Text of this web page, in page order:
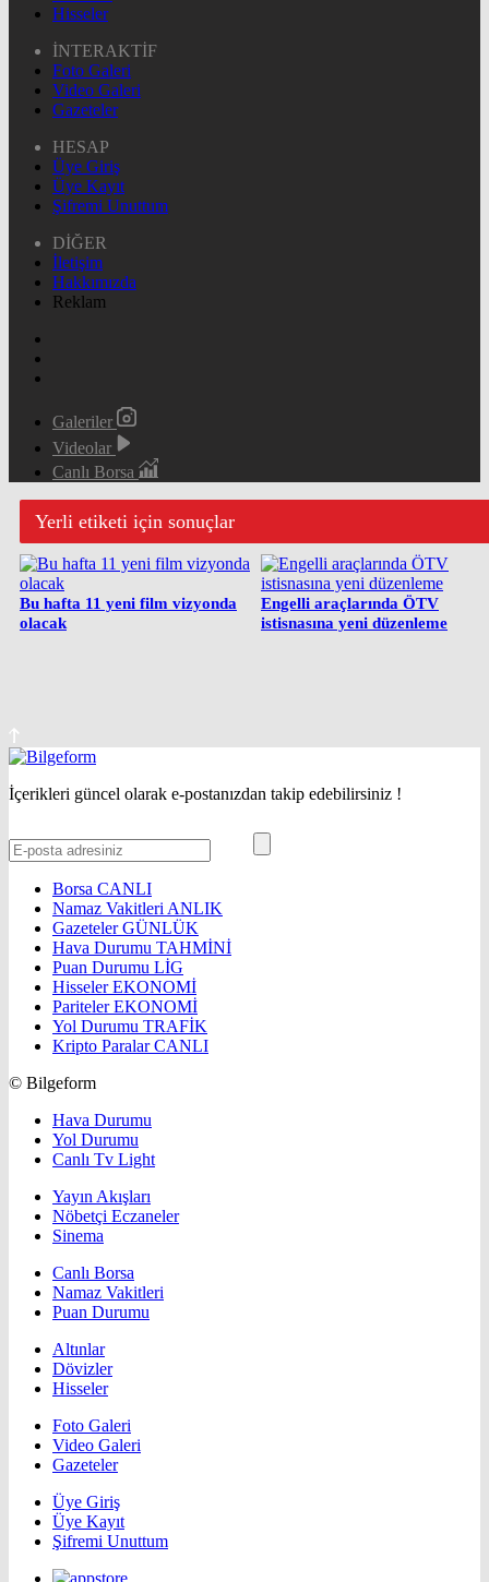
Hisseler
İNTERAKTİF
Foto Galeri
Video Galeri
Gazeteler
HESAP
Üye Giriş
Üye Kayıt
Şifremi Unuttum
DİĞER
İletişim
Hakkımızda
Reklam
Galeriler
Videolar
Canlı Borsa
Yerli etiketi için sonuçlar
Bu hafta 11 yeni film vizyonda
olacak
Engelli araçlarında ÖTV
istisnasına yeni düzenleme
İçerikleri güncel olarak e-postanızdan takip edebilirsiniz !
Borsa CANLI
Namaz Vakitleri ANLIK
GazetelerGÜNLÜK
Hava Durumu TAHMİNİ
Puan Durumu LİG
HisselerEKONOMİ
ParitelerEKONOMİ
Yol Durumu TRAFİK
Kripto ParalarCANLI
© Bilgeform
Hava Durumu
Yol Durumu
Canlı Tv Light
Yayın Akışları
Nöbetçi Eczaneler
Sinema
Canlı Borsa
Namaz Vakitleri
Puan Durumu
Altınlar
Dövizler
Hisseler
Foto Galeri
Video Galeri
Gazeteler
Üye Giriş
Üye Kayıt
Şifremi Unuttum